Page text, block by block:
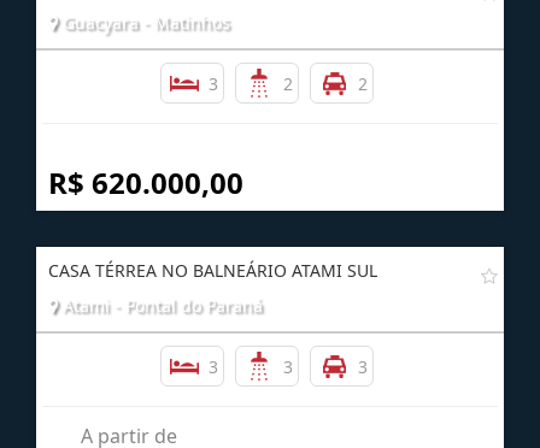
Guacyara - Matinhos
3 2 2
R$ 620.000,00
CASA TÉRREA NO BALNEÁRIO ATAMI SUL
Atami - Pontal do Paraná
3 3 3
A partir de